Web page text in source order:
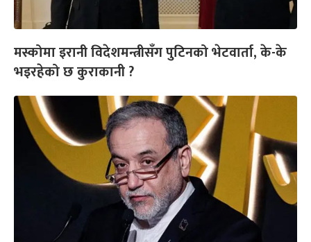
मस्कोमा इरानी विदेशमन्त्रीसँग पुटिनको भेटवार्ता, के-के
भइरहेको छ कुराकानी ?